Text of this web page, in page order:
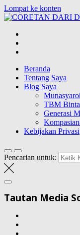
Lompat ke konten
Blog Wong Ndeso
Beranda
Tentang Saya
Blog Saya
TBM
Generasi
Kebijakan Privasi
Pencarian untuk:
Tautan Media